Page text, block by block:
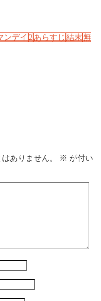
ンデイ 2 あらすじ 結末無
ありません。 ※ が付い